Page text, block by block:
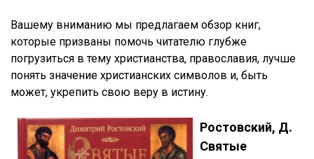
Вашему вниманию мы предлагаем обзор книг,
которые призваны помочь читателю глубже
погрузиться в тему христианства, православия, лучше
понять значение христианских символов и, быть
может, укрепить свою веру в истину.
Ростовский, Д.
Святые